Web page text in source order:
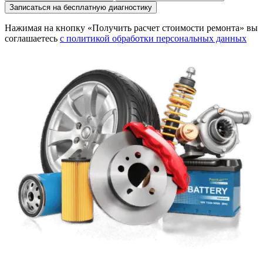
Записаться на бесплатную диагностику
Нажимая на кнопку «Получить расчет стоимости ремонта» вы
соглашаетесь с политикой обработки персональных данных